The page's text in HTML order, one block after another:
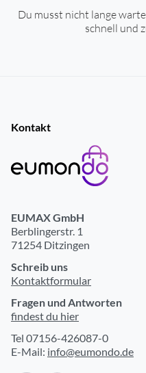
Du musst nicht lange
schnell und
Kontakt
EUMAX GmbH
Berblingerstr. 1
71254 Ditzingen
Schreib uns
Kontaktformular
Fragen und Antworten
findest du hier
Tel 07156-426087-0
E-Mail: info@eumondo.de